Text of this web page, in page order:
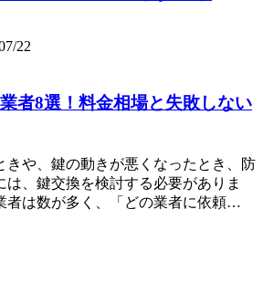
22
者8選！料金相場と失敗しない
きや、鍵の動きが悪くなったとき、防
は、鍵交換を検討する必要がありま
者は数が多く、「どの業者に依頼…